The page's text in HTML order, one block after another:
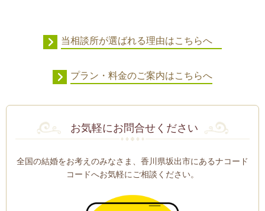
当相談所が選ばれる理由はこちらへ
プラン・料金のご案内はこちらへ
お気軽にお問合せください
全国の結婚をお考えのみなさま、香川県坂出市にあるナコード
コードへお気軽にご相談ください。